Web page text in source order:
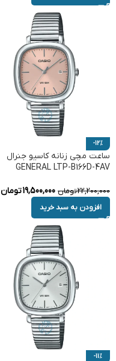
-12%
ساعت مچی زنانه کاسیو جنرال
GENERAL LTP-B166D-4AV
22,200,000تومان 19,500,000تومان
افزودن به سبد خرید
-11%